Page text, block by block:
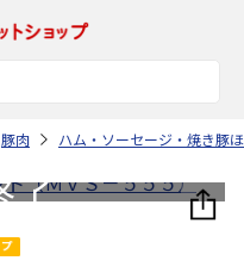
豚肉 ハム・ソーセージ・焼き豚